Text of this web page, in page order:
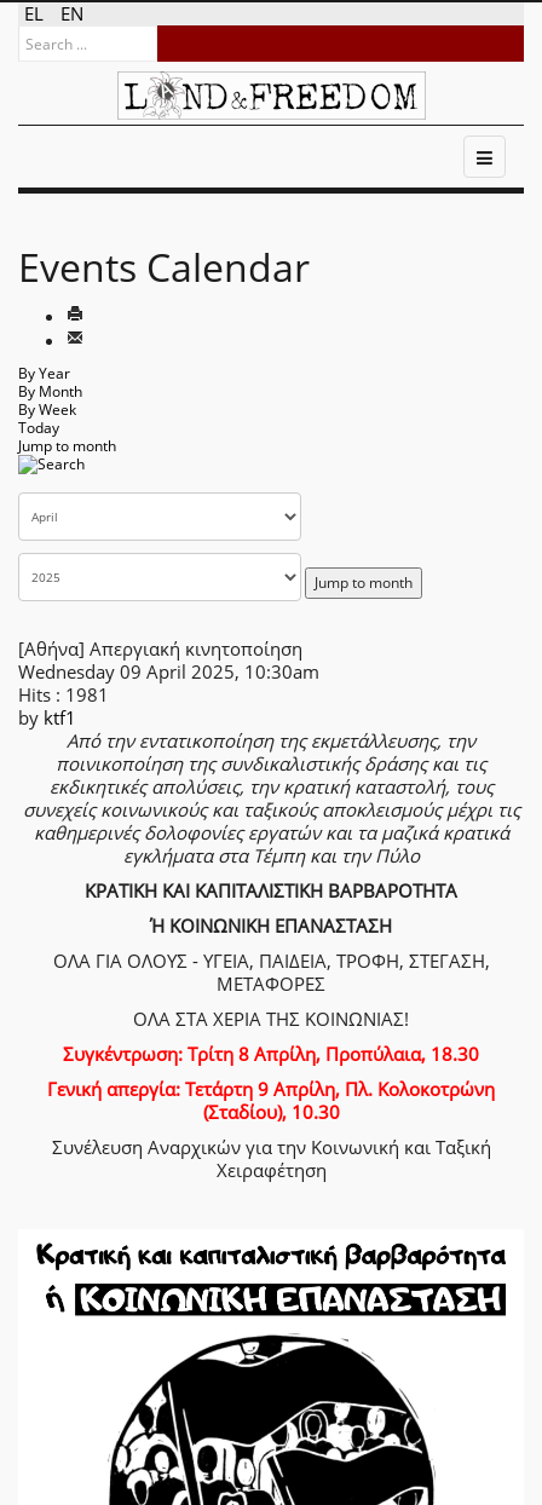
EL EN
Events Calendar
By Year
By Month
By Week
Today
Jump to month
Jump to month
[Αθήνα] Απεργιακή κινητοποίηση
Wednesday 09 April 2025, 10:30am
Hits : 1981
by ktf1
Από την εντατικοποίηση της εκμετάλλευσης, την
ποινικοποίηση της συνδικαλιστικής δράσης και τις
εκδικητικές απολύσεις, την κρατική καταστολή, τους
συνεχείς κοινωνικούς και ταξικούς αποκλεισμούς μέχρι τις
καθημερινές δολοφονίες εργατών και τα μαζικά κρατικά
εγκλήματα στα Τέμπη και την Πύλο
ΚΡΑΤΙΚΗ ΚΑΙ ΚΑΠΙΤΑΛΙΣΤΙΚΗ ΒΑΡΒΑΡΟΤΗΤΑ
Ή ΚΟΙΝΩΝΙΚΗ ΕΠΑΝΑΣΤΑΣΗ
ΟΛΑ ΓΙΑ ΟΛΟΥΣ - ΥΓΕΙΑ, ΠΑΙΔΕΙΑ, ΤΡΟΦΗ, ΣΤΕΓΑΣΗ,
ΜΕΤΑΦΟΡΕΣ
ΟΛΑ ΣΤΑ ΧΕΡΙΑ ΤΗΣ ΚΟΙΝΩΝΙΑΣ!
Συγκέντρωση: Τρίτη 8 Απρίλη, Προπύλαια, 18.30
Γενική απεργία: Τετάρτη 9 Απρίλη, Πλ. Κολοκοτρώνη
(Σταδίου), 10.30
Συνέλευση Αναρχικών για την Κοινωνική και Ταξική
Χειραφέτηση